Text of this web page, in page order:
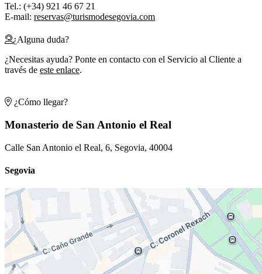
Tel.: (+34) 921 46 67 21
E-mail: reservas@turismodesegovia.com
¿Alguna duda?
¿Necesitas ayuda? Ponte en contacto con el Servicio al Cliente a
través de este enlace.
¿Cómo llegar?
Monasterio de San Antonio el Real
Calle San Antonio el Real, 6, Segovia, 40004
Segovia